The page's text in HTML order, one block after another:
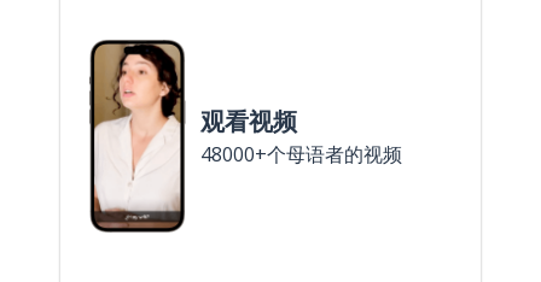
观看视频
48000+个母语者的视频